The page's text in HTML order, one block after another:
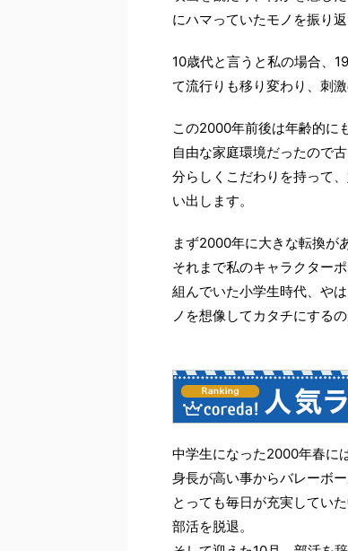
にハマっていたモノを振り
10歳代と言うと私の場合、
て流行りも移り変わり、刺激
この2000年前後は年齢的に
自由な家庭環境だったので
分らしくこだわりを持って
い出します。
まず2000年に大きな転換が
それまで私のキャラクター
組んでいた小学生時代、や
ノを想像してカタチにする
中学生になった2000年春に
身長が高い事からバレーボ
とっても毎日が充実してい
部活を脱退。